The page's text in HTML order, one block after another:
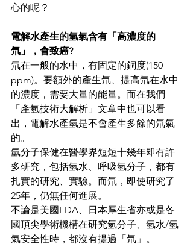
心的呢？
電解水產生的氫氣含有「高濃度的
氘」，會致癌?
氘在一般的水中，有固定的銅度(150
ppm)。要額外的產生氘、提高氘在水中
的濃度，需要大量的能量。而在我們
「產氫技術大解析」文章中也可以看
出，電解水產氫是不會產生多餘的氘氣
的。
氫分子保健在醫學界短短十幾年即有許
多研究，包括氫水、呼吸氫分子，都有
扎實的研究、實驗。而氘，即使研究了
25年，仍無任何進展。
不論是美國FDA、日本厚生省亦或是各
國頂尖學術機構在研究氫分子、氫水/氫
氣安全性時，都沒有提過「氘」。